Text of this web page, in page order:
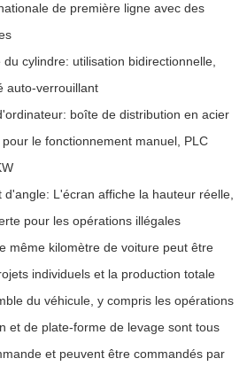
de première ligne avec des
cylindre: utilisation bidirectionnelle,
auto-verrouillant
boîte de distribution en acier
le fonctionnement manuel, PLC
L'écran affiche la hauteur réelle,
pour les opérations illégales
même kilomètre de voiture peut être
individuels et la production totale
du véhicule, y compris les opérations
et de plate-forme de levage sont tous
et peuvent être commandés par